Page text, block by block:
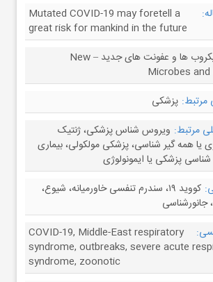
Mutated COVID-19 may foretell a
great risk for mankind in the future
میکروب ها و عفونت های جدید – New
Microbes
پزشکی
مرتبط: ویروس شناس پزشکی، ژنتیک
یا همه گیر شناسی، پزشکی مولکولی، بیماری
پزشکی یا ایمونولوژی
کووید ۱۹، سندرم تنفسی خاورمیانه، شیوع،
COVID-19, Middle-East respiratory
syndrome, outbreaks, severe acute
syndrome, zoonotic